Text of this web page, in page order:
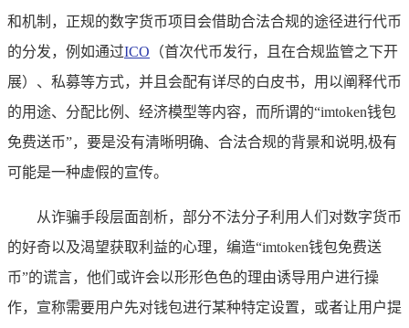
和机制，正规的数字货币项目会借助合法合规的途径进行代币
的分发，例如通过ICO （首次代币发行，且在合规监管之下开
展）、私募等方式，并且会配有详尽的白皮书，用以阐释代币
的用途、分配比例、经济模型等内容，而所谓的“imtoken钱包
免费送币”，要是没有清晰明确、合法合规的背景和说明,极有
可能是一种虚假的宣传。
从诈骗手段层面剖析，部分不法分子利用人们对数字货币
的好奇以及渴望获取利益的心理，编造“imtoken钱包免费送
币”的谎言，他们或许会以形形色色的理由诱导用户进行操
作，宣称需要用户先对钱包进行某种特定设置，或者让用户提